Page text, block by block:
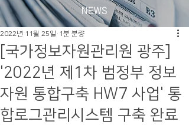
NEWS
[국가정보자원관리원 광주]
'2022년 제1차 범정부 정보
자원 통합구축 HW7 사업' 통
합로그관리시스템 구축 완료
2022년 11월 25일 1분 분량